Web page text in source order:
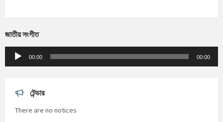
জাতীয় সংগীত
Audio
Player
00:00 00:00
টেন্ডার
There are no notices